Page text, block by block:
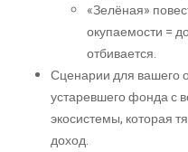
«Зелёная»
окупаемости =
отбивается.
Сценарии для вашего
устаревшего фонда с
экосистемы, которая
доход.